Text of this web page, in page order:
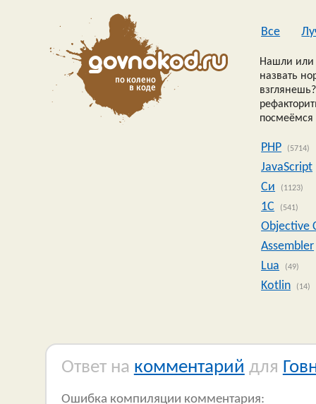
Все
Нашли или
назвать
посмеёмся
PHP (5714)
JavaScript
Си
(1123)
1C (541)
Objective
Assembler
Lua
(49)
Kotlin (14)
Ответ на комментарий для
Ошибка компиляции комментария: